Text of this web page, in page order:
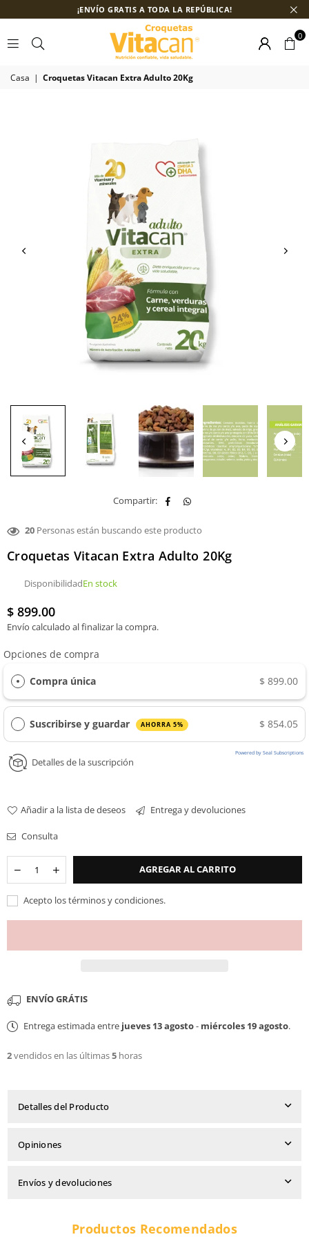
¡ENVÍO GRATIS A TODA LA REPÚBLICA!
CROQUETASVITACÁN
0
Casa | Croquetas Vitacan Extra Adulto 20Kg
Compartir:
20 Personas están buscando este producto
Croquetas Vitacan Extra Adulto 20Kg
DisponibilidadEn stock
Precio
habitual
$ 899.00
Envío calculado al finalizar la compra.
Opciones de compra
Compra única $ 899.00
Suscribirse y guardar AHORRA 5% $ 854.05
Powered by Seal Subscriptions
Detalles de la suscripción
Añadir a la lista de deseos Entrega y devoluciones
Consulta
Disminuir
cantidad
product
Incrementar
cantidad
product
AGREGAR AL CARRITO
Acepto los términos y condiciones.
ENVÍO GRÁTIS
Entrega estimada entre jueves 13 agosto- miércoles 19 agosto.
2vendidos en las últimas5 horas
Detalles del Producto
Opiniones
Envíos y devoluciones
Productos Recomendados